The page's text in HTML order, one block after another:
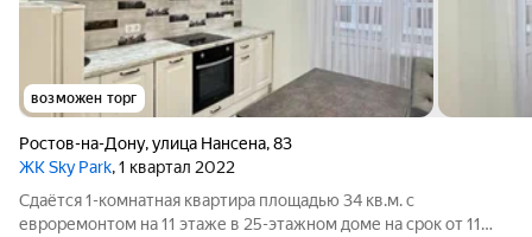
возможен торг
Ростов-на-Дону,улица Нансена,83
ЖК Sky Park, 1 квартал 2022
Сдаётся 1-комнатная квартира площадью 34 кв.м. с
евроремонтом на 11 этаже в 25-этажном доме на срок от 11